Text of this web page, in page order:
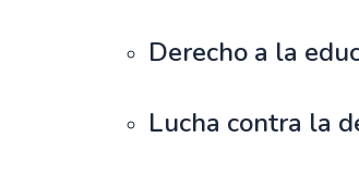
Derecho a la
Lucha contra la